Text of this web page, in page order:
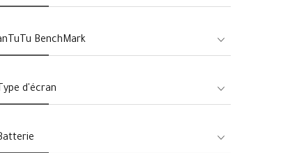
BenchMark
d'écran